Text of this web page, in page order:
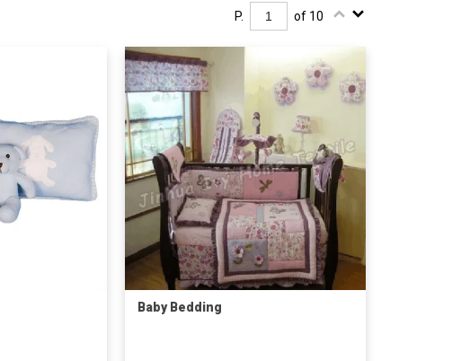
P. of 10
Baby Bedding